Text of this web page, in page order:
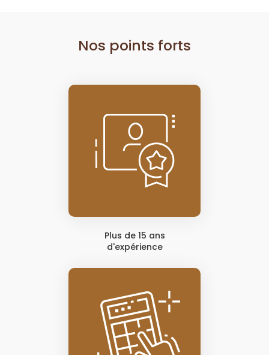
Nos points forts
Plus de 15 ans
d'expérience